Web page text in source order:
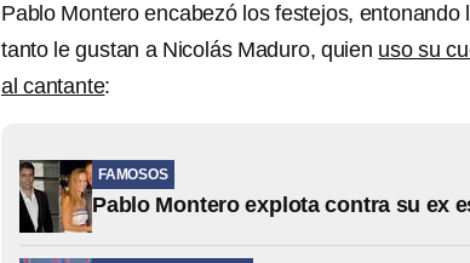
Pablo Montero encabezó los festejos,
tanto le gustan a Nicolás Maduro, quien uso su
al cantante:
FAMOSOS
Pablo Montero explota contra su ex